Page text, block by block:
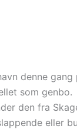
denne
som genbo.
den fra